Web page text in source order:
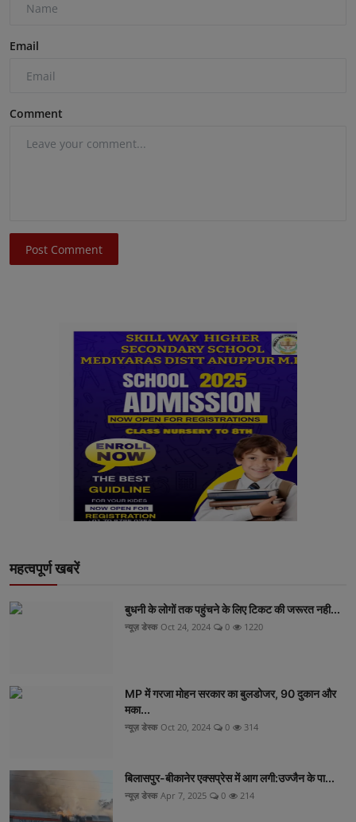
Email
Comment
Post Comment
महत्वपूर्ण खबरें
बुधनी के लोगों तक पहुंचने के लिए टिकट की जरूरत नही...
न्यूज़ डेस्क Oct 24, 2024 0 1220
MP में गरजा मोहन सरकार का बुलडोजर, 90 दुकान और
मका...
न्यूज़ डेस्क Oct 20, 2024 0 314
बिलासपुर-बीकानेर एक्सप्रेस में आग लगी:उज्जैन के पा...
न्यूज़ डेस्क Apr 7, 2025 0 214